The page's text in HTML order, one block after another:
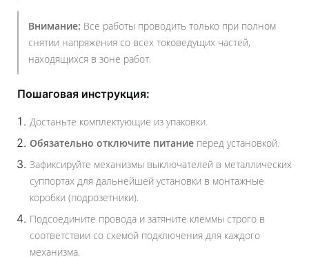
Внимание: Все работы проводить только при полном
снятии напряжения со всех токоведущих частей,
находящихся в зоне работ.
Пошаговая инструкция:
Достаньте комплектующие из упаковки.
Обязательно отключите питание перед установкой.
Зафиксируйте механизмы выключателей в металлических
суппортах для дальнейшей установки в монтажные
коробки (подрозетники).
Подсоедините провода и затяните клеммы строго в
соответствии со схемой подключения для каждого
механизма.